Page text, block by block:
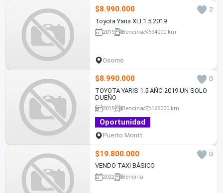
$8.990.000
2
Toyota Yaris XLI 1.5 2019
2019 Bencina 94000 km
Osorno
$8.990.000
0
TOYOTA YARIS 1.5 AÑO 2019 UN SOLO
DUEÑO
2019 Bencina 126000 km
Oportunidad
Puerto Montt
$19.800.000
0
VENDO TAXI BÁSICO
2022 Bencina